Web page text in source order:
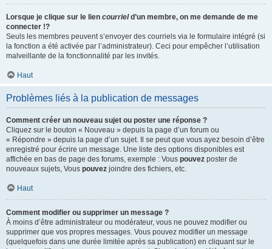
Lorsque je clique sur le lien courrield’un membre, on me demande de me
connecter !?
Seuls les membres peuvent s’envoyer des courriels via le formulaire intégré (si
la fonction a été activée par l’administrateur). Ceci pour empêcher l’utilisation
malveillante de la fonctionnalité par les invités.
Haut
Problèmes liés à la publication de messages
Comment créer un nouveau sujet ou poster une réponse ?
Cliquez sur le bouton « Nouveau » depuis la page d’un forum ou
« Répondre » depuis la page d’un sujet. Il se peut que vous ayez besoin d’être
enregistré pour écrire un message. Une liste des options disponibles est
affichée en bas de page des forums, exemple : Vous pouvez poster de
nouveaux sujets, Vous pouvez joindre des fichiers, etc.
Haut
Comment modifier ou supprimer un message ?
À moins d’être administrateur ou modérateur, vous ne pouvez modifier ou
supprimer que vos propres messages. Vous pouvez modifier un message
(quelquefois dans une durée limitée après sa publication) en cliquant sur le